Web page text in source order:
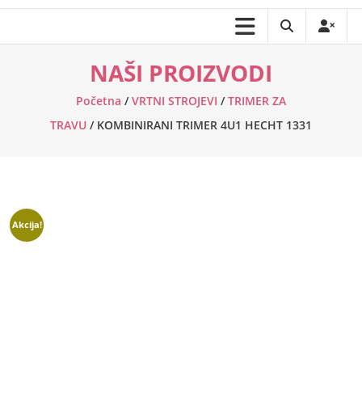
NAŠI PROIZVODI
Početna /VRTNI STROJEVI /TRIMER ZA
TRAVU/ KOMBINIRANI TRIMER 4U1 HECHT 1331
Akcija!